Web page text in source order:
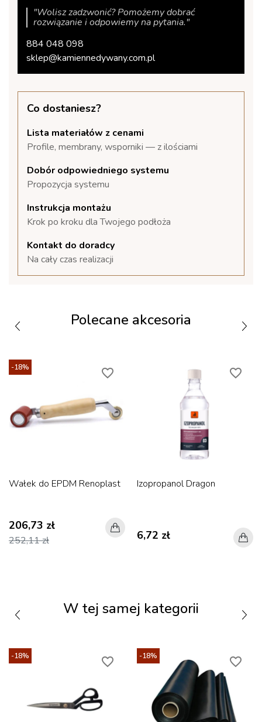
"Wolisz zadzwonić? Pomożemy dobrać
rozwiązanie i odpowiemy na pytania."
884 048 098
sklep@kamiennedywany.com.pl
Co dostaniesz?
Lista materiałów z cenami
Profile, membrany, wsporniki — z ilościami
Dobór odpowiedniego systemu
Propozycja systemu
Instrukcja montażu
Krok po kroku dla Twojego podłoża
Kontakt do doradcy
Na cały czas realizacji
Polecane akcesoria
-18% favorite_border
Wałek do EPDM Renoplast
206,73 zł
252,11 zł
favorite_border
Izopropanol Dragon
6,72 zł
W tej samej kategorii
-18% favorite_border -18% favorite_border